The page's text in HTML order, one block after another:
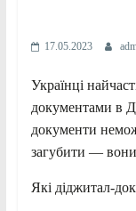
17.05.2023
Українці
документами в
документи
загубити —
Які діджитал-